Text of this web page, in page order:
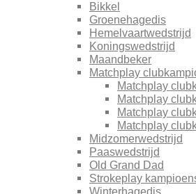
Bikkel
Groenehagedis
Hemelvaartwedstrijd
Koningswedstrijd
Maandbeker
Matchplay
Matchplay
Matchplay
Matchplay
Matchplay
Midzomerwedstrijd
Paaswedstrijd
Old Grand Dad
Strokeplay
Winterhagedis